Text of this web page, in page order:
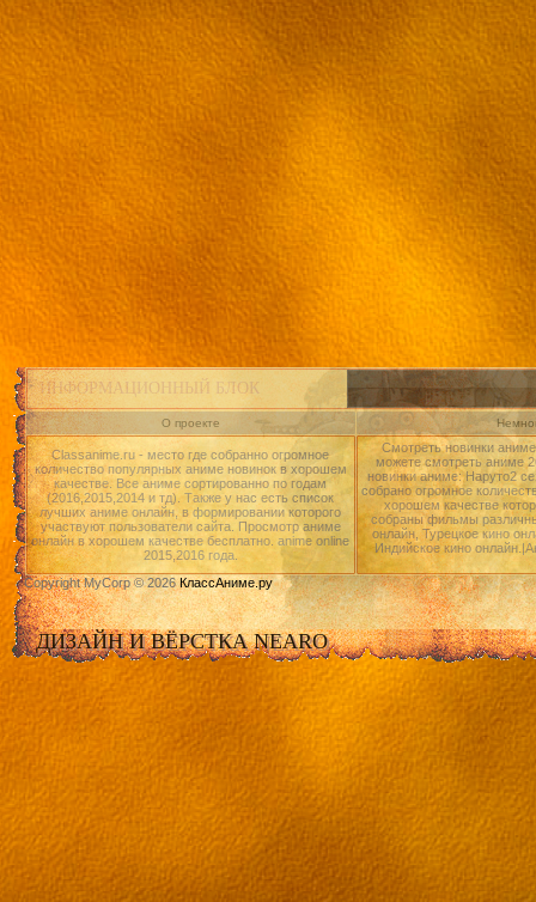
ИНФОРМАЦИОННЫЙ БЛОК
О проекте
Classanime.ru - место где собранно огромное
количество популярных аниме новинок в хорошем
качестве. Все аниме сортированно по годам
(2016,2015,2014 и тд). Также у нас есть список
лучших аниме онлайн, в формировании которого
участвуют пользователи сайта. Просмотр аниме
онлайн в хорошем качестве бесплатно. anime online
2015,2016 года.
Смотреть новинки
можете смотреть аниме
новинки аниме: Наруто2
собрано огромное
хорошем качестве
собраны фильмы
онлайн, Турецкое кино
Индийское кино
Copyright MyCorp © 2026КлассАниме.ру
ДИЗАЙН И ВЁРСТКА NEARO